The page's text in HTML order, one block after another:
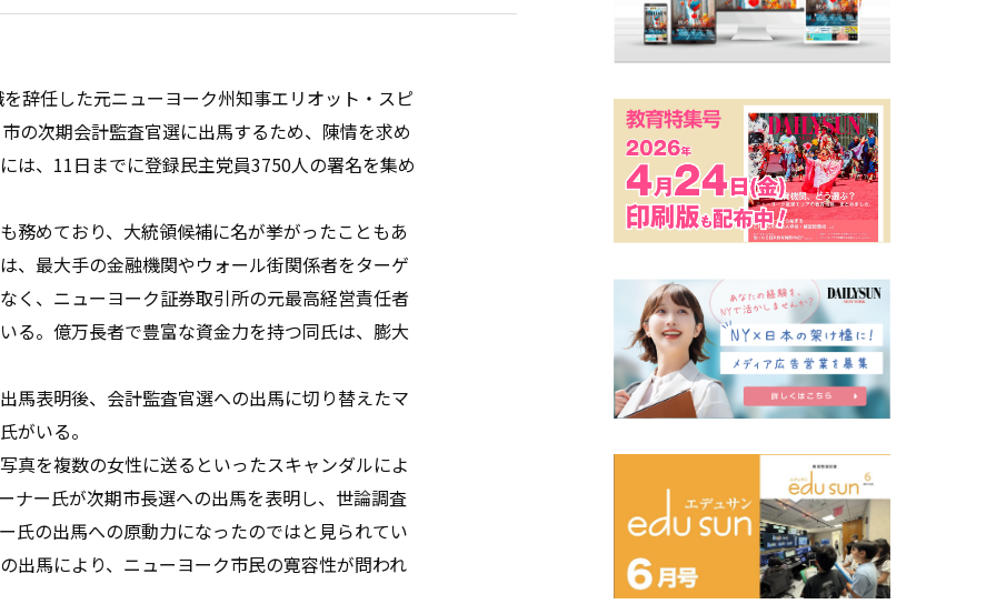
任した元ニューヨーク州知事エリオット・スピ
の次期会計監査官選に出馬するため、陳情を求め
は、11日までに登録民主党員3750人の署名を集め
めており、大統領候補に名が挙がったこともあ
、最大手の金融機関やウォール街関係者をターゲ
く、ニューヨーク証券取引所の元最高経営責任者
る。億万長者で豊富な資金力を持つ同氏は、膨大
表明後、会計監査官選への出馬に切り替えたマ
がいる。
を複数の女性に送るといったスキャンダルによ
ナー氏が次期市長選への出馬を表明し、世論調査
氏の出馬への原動力になったのではと見られてい
出馬により、ニューヨーク市民の寛容性が問われ